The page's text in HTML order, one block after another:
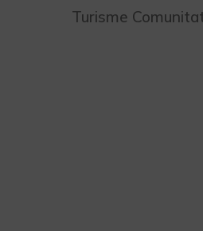
Turisme